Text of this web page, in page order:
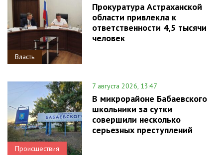
Власть
Прокуратура Астраханской
области привлекла к
ответственности 4,5 тысячи
человек
Происшествия
7 августа 2026, 13:47
В микрорайоне Бабаевского
школьники за сутки
совершили несколько
серьезных преступлений